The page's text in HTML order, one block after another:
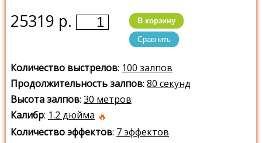
25319 р. В корзину
Сравнить
Количество выстрелов: 100 залпов
Продолжительность залпов: 80 секунд
Высота залпов: 30 метров
Калибр: 1.2 дюйма
Количество эффектов: 7 эффектов